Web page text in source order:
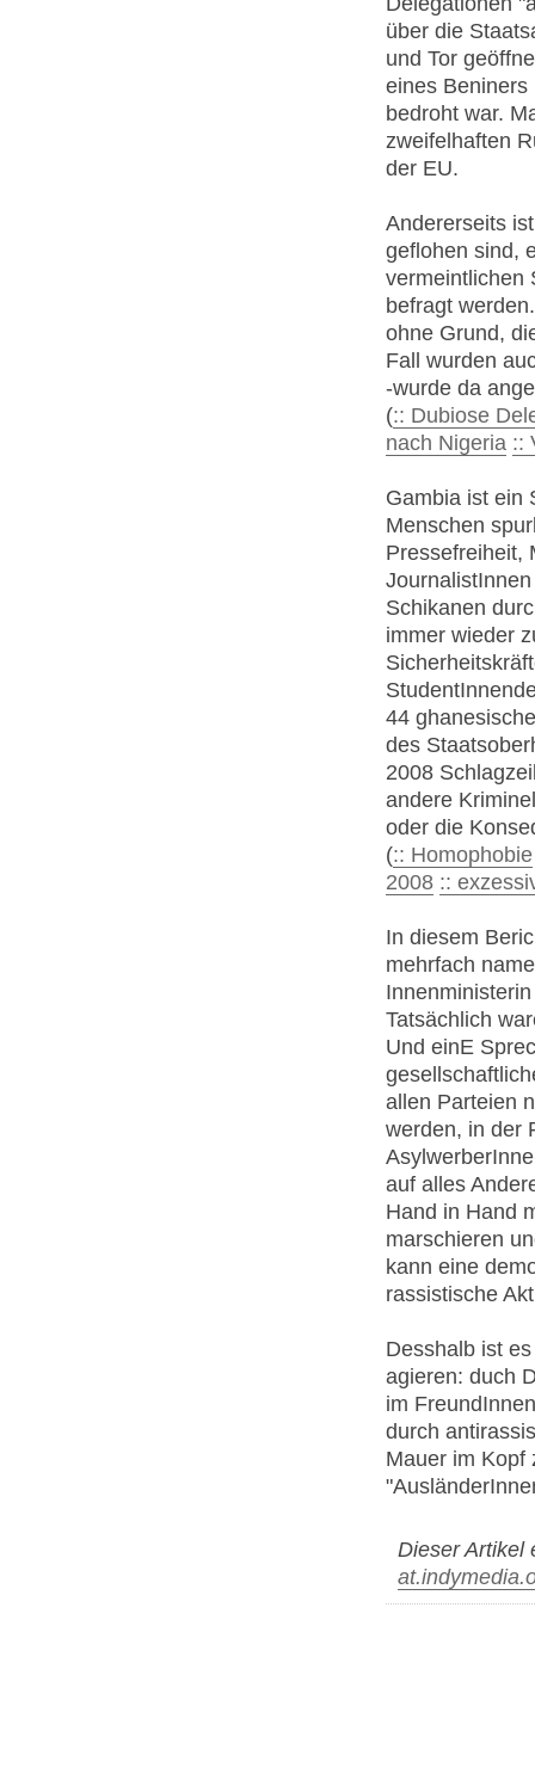
über die
und Tor
eines Beniners
bedroht war.
zweifelhaften
der EU.
Andererseits
geflohen sind,
vermeintlichen
befragt
ohne Grund,
Fall wurden
-wurde da
(:: Dubiose
nach Nigeria ::
Gambia ist ein
Menschen
Pressefreiheit,
Schikanen
immer wieder
44
des
2008
andere
oder die
(:: Homophobie
2008 ::
In diesem
mehrfach
Tatsächlich
Und einE
allen Parteien
werden, in der
auf alles
Hand in Hand
marschieren
kann eine
rassistische
Desshalb ist
agieren: duch
im
durch
Mauer im Kopf
Dieser Artikel